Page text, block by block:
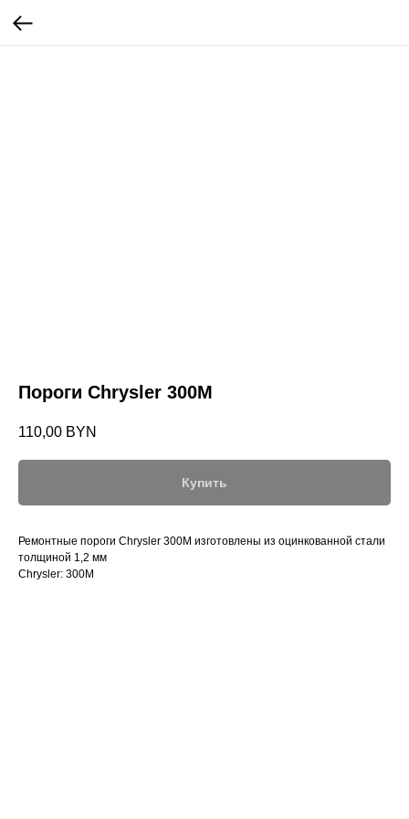
Пороги Chrysler 300M
110,00 BYN
Купить
Ремонтные пороги Chrysler 300M изготовлены из оцинкованной стали
толщиной 1,2 мм
Chrysler: 300M